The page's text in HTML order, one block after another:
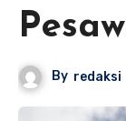
By redaksi